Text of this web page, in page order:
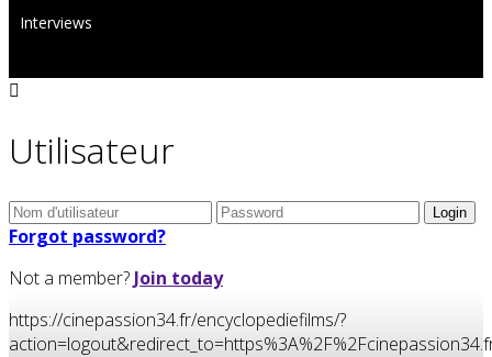
Interviews
Utilisateur
Forgot password?
Not a member? Join today
https://cinepassion34.fr/encyclopediefilms/?